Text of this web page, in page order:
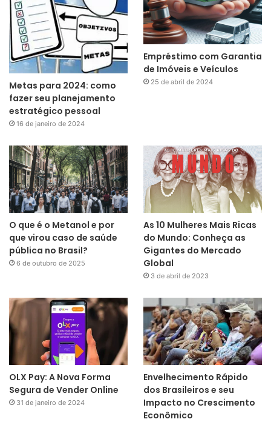
Metas para 2024: como
fazer seu planejamento
estratégico pessoal
16 de janeiro de 2024
Empréstimo com Garantia
de Imóveis e Veículos
25 de abril de 2024
O que é o Metanol e por
que virou caso de saúde
pública no Brasil?
6 de outubro de 2025
As 10 Mulheres Mais Ricas
do Mundo: Conheça as
Gigantes do Mercado
Global
3 de abril de 2023
OLX Pay: A Nova Forma
Segura de Vender Online
31 de janeiro de 2024
Envelhecimento Rápido
dos Brasileiros e seu
Impacto no Crescimento
Econômico